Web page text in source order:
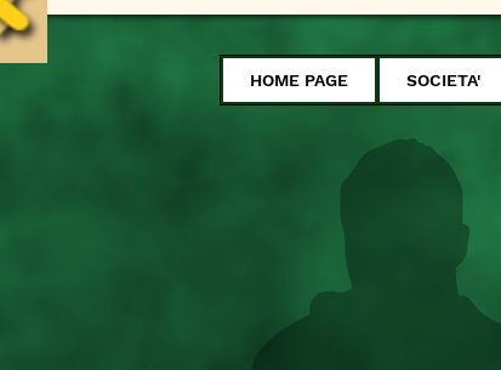
HOME PAGE SOCIETA'